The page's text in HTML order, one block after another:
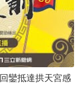
鑾抵達拱天宮感